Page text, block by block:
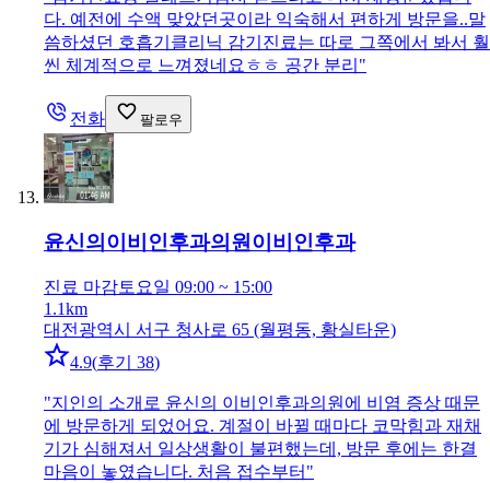
다. 예전에 수액 맞았던곳이라 익숙해서 편하게 방문을..말
씀하셨던 호흡기클리닉 감기진료는 따로 그쪽에서 봐서 훨
씬 체계적으로 느껴졌네요ㅎㅎ 공간 분리 "
전화 팔로우
윤신의이비인후과의원 이비인후과
진료 마감토요일 09:00 ~ 15:00
1.1km
대전광역시 서구 청사로 65 (월평동, 황실타운)
4.9(후기 38)
"지인의 소개로 윤신의 이비인후과의원에 비염 증상 때문
에 방문하게 되었어요. 계절이 바뀔 때마다 코막힘과 재채
기가 심해져서 일상생활이 불편했는데, 방문 후에는 한결
마음이 놓였습니다. 처음 접수부터 "